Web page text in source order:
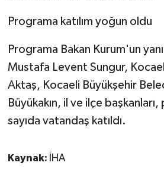
Programa katılım yoğun oldu
Programa Bakan Kurum'un yanı
Mustafa Levent Sungur,
Aktaş, Kocaeli Büyükşehir
Büyükakın, il ve ilçe
sayıda vatandaş katıldı.
Kaynak: İHA